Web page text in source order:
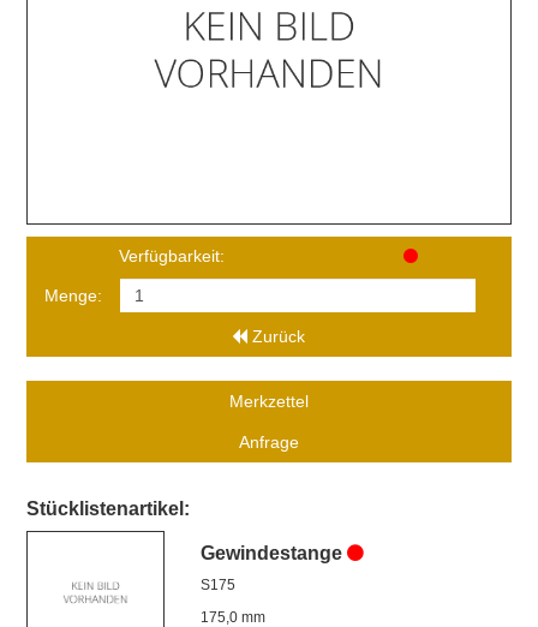
Verfügbarkeit:
Menge:
Zurück
Merkzettel
Anfrage
Stücklistenartikel:
Gewindestange
S175
175,0 mm